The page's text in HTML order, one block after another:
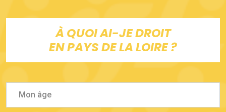
À QUOI AI-JE DROIT
EN PAYS DE LA LOIRE ?